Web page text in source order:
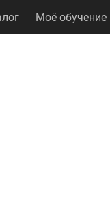
Моё обучение